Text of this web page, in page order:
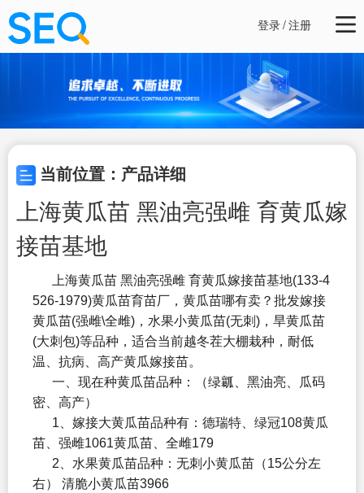
登录/注册
当前位置：产品详细
上海黄瓜苗 黑油亮强雌 育黄瓜嫁
接苗基地
上海黄瓜苗 黑油亮强雌 育黄瓜嫁接苗基地(133-4
526-1979)黄瓜苗育苗厂，黄瓜苗哪有卖？批发嫁接
黄瓜苗(强雌\全雌)，水果小黄瓜苗(无刺)，旱黄瓜苗
(大刺包)等品种，适合当前越冬茬大棚栽种，耐低
温、抗病、高产黄瓜嫁接苗。
一、现在种黄瓜苗品种：（绿瓤、黑油亮、瓜码
密、高产）
1、嫁接大黄瓜苗品种有：德瑞特、绿冠108黄瓜
苗、强雌1061黄瓜苗、全雌179
2、水果黄瓜苗品种：无刺小黄瓜苗（15公分左
右） 清脆小黄瓜苗3966